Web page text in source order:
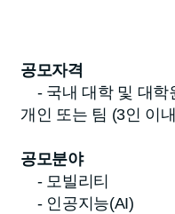
-
공모자격
- 국내 대학 및 대학
개인 또는 팀 (3인 이
공모분야
- 모빌리티
- 인공지능(AI)